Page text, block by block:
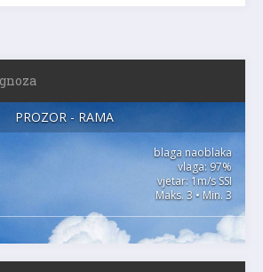
PROZOR - RAMA
blaga naoblaka
vlaga: 97%
vjetar: 1m/s SSI
Maks. 3 • Min. 3